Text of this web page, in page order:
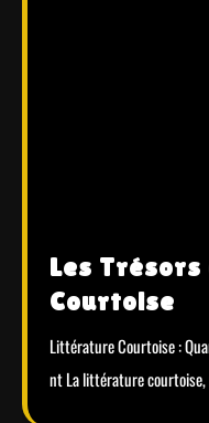
Les
Courtoise
Littérature Courtoise :
nt La littérature courtoise,